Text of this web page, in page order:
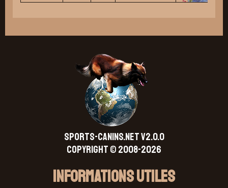
SPORTS-CANINS.NET V2.0.0
Copyright © 2008-2026
Informations Utiles